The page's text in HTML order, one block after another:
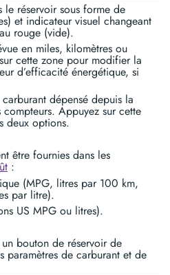
le réservoir sous forme de
et indicateur visuel changeant
rouge (vide).
en miles, kilomètres ou
cette zone pour modifier la
d’efficacité énergétique, si
dépensé depuis la
Appuyez sur cette
deux options.
être fournies dans les
:
(MPG, litres par 100 km,
par litre).
US MPG ou litres).
un bouton de réservoir de
paramètres de carburant et de